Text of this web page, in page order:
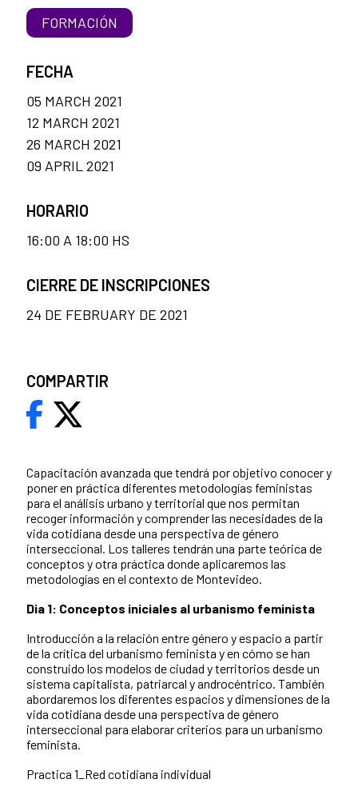
Capacitación avanzada que tendrá por objetivo conocer y
poner en práctica diferentes metodologías feministas
para el análisis urbano y territorial que nos permitan
recoger información y comprender las necesidades de la
vida cotidiana desde una perspectiva de género
interseccional. Los talleres tendrán una parte teórica de
conceptos y otra práctica donde aplicaremos las
metodologías en el contexto de Montevideo.
Dia 1: Conceptos iniciales al urbanismo feminista
Introducción a la relación entre género y espacio a partir
de la crítica del urbanismo feminista y en cómo se han
construido los modelos de ciudad y territorios desde un
sistema capitalista, patriarcal y androcéntrico. También
abordaremos los diferentes espacios y dimensiones de la
vida cotidiana desde una perspectiva de género
interseccional para elaborar criterios para un urbanismo
feminista.
Practica 1_Red cotidiana individual
FORMACIÓN
FECHA
05 MARCH 2021
12 MARCH 2021
26 MARCH 2021
09 APRIL 2021
HORARIO
16:00 A 18:00 HS
CIERRE DE INSCRIPCIONES
24 DE FEBRUARY DE 2021
COMPARTIR